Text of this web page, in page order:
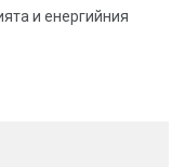
и енергийния